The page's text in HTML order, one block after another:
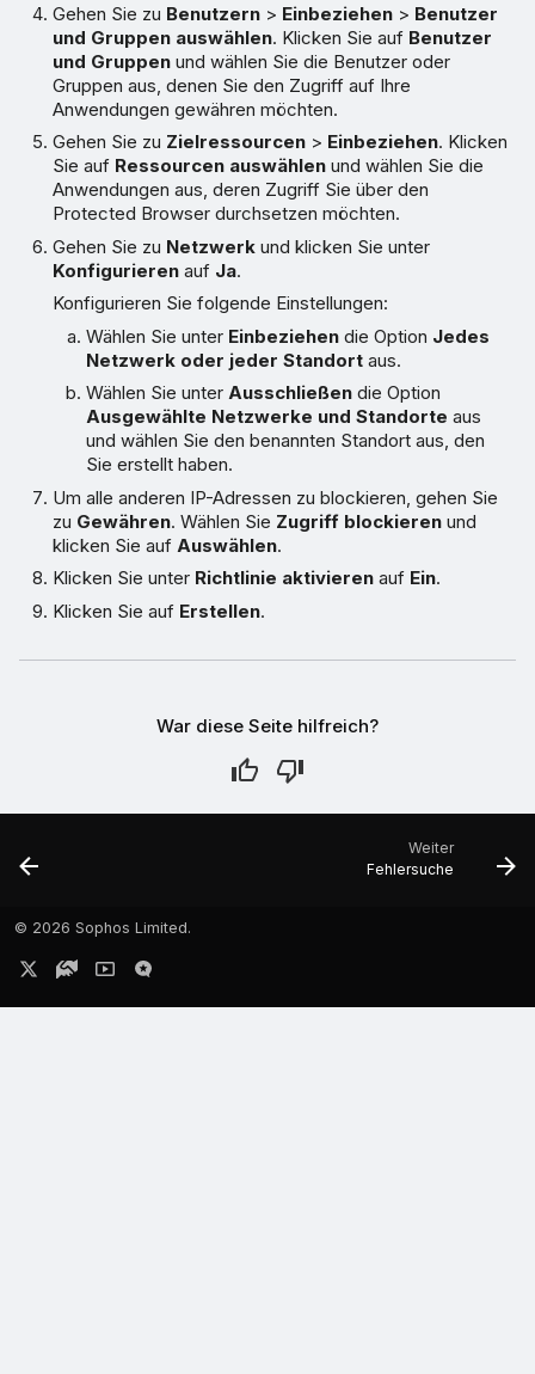
Gehen Sie zu Benutzern > Einbeziehen > Benutzer
und Gruppen auswählen. Klicken Sie auf Benutzer
und Gruppen und wählen Sie die Benutzer oder
Gruppen aus, denen Sie den Zugriff auf Ihre
Anwendungen gewähren möchten.
Gehen Sie zu Zielressourcen > Einbeziehen. Klicken
Sie auf Ressourcen auswählen und wählen Sie die
Anwendungen aus, deren Zugriff Sie über den
Protected Browser durchsetzen möchten.
Gehen Sie zu Netzwerk und klicken Sie unter
Konfigurieren auf Ja.
Konfigurieren Sie folgende Einstellungen:
Wählen Sie unter Einbeziehen die Option Jedes
Netzwerk oder jeder Standort aus.
Wählen Sie unterAusschließen die Option
Ausgewählte Netzwerke und Standorte aus
und wählen Sie den benannten Standort aus, den
Sie erstellt haben.
Um alle anderen IP-Adressen zu blockieren, gehen Sie
zu Gewähren. Wählen Sie Zugriff blockieren und
klicken Sie auf Auswählen.
Klicken Sie unter Richtlinie aktivieren auf Ein.
Klicken Sie auf Erstellen.
War diese Seite hilfreich?
Weiter
Fehlersuche
© 2026 Sophos Limited.